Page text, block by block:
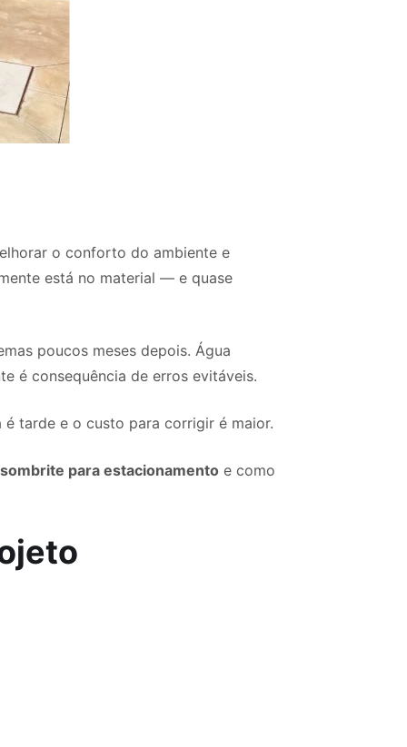
o conforto do ambiente e
está no material — e quase
poucos meses depois. Água
é consequência de erros evitáveis.
tarde e o custo para corrigir é maior.
sombrite para estacionamento e como